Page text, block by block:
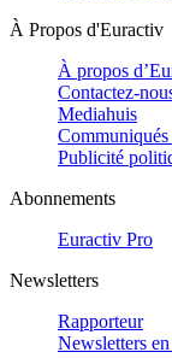
À Propos d'Euractiv
À propos
Contactez-
Mediahuis
Communiqués
Publicité
Abonnements
Euractiv Pro
Newsletters
Rapporteur
Newsletters